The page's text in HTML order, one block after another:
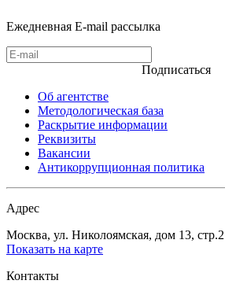
Ежедневная E-mail рассылка
Подписаться
Об агентстве
Методологическая база
Раскрытие информации
Реквизиты
Вакансии
Антикоррупционная политика
Адрес
Москва, ул. Николоямская, дом 13, стр.2
Показать на карте
Контакты